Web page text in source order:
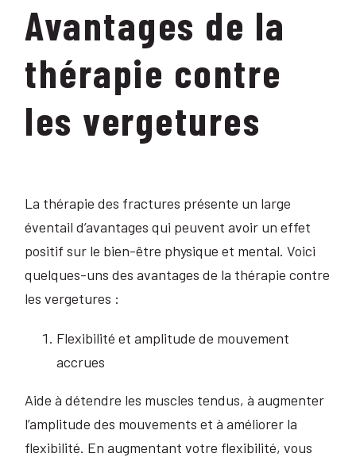
Avantages de la
thérapie contre
les vergetures
La thérapie des fractures présente un large
éventail d’avantages qui peuvent avoir un effet
positif sur le bien-être physique et mental. Voici
quelques-uns des avantages de la thérapie contre
les vergetures :
Flexibilité et amplitude de mouvement
accrues
Aide à détendre les muscles tendus, à augmenter
l’amplitude des mouvements et à améliorer la
flexibilité. En augmentant votre flexibilité, vous